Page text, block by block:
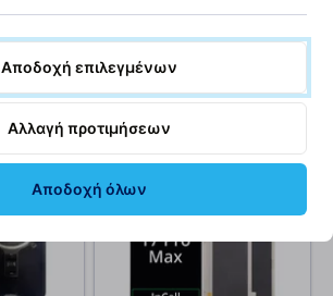
Max, Silver, Refurbished
20,14 €
ΣΕ ΑΠΌΘΕΜΑ 2 τεμ
Αποδοχή επιλεγμένων
Αλλαγή προτιμήσεων
Αποδοχή όλων